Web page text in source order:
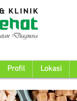
Profil Lokasi